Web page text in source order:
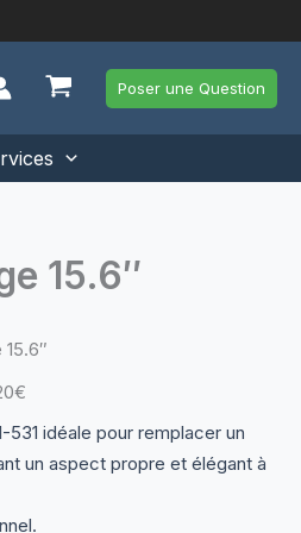
Poser une Question
15.6″
531 idéale pour remplacer un
un aspect propre et élégant à